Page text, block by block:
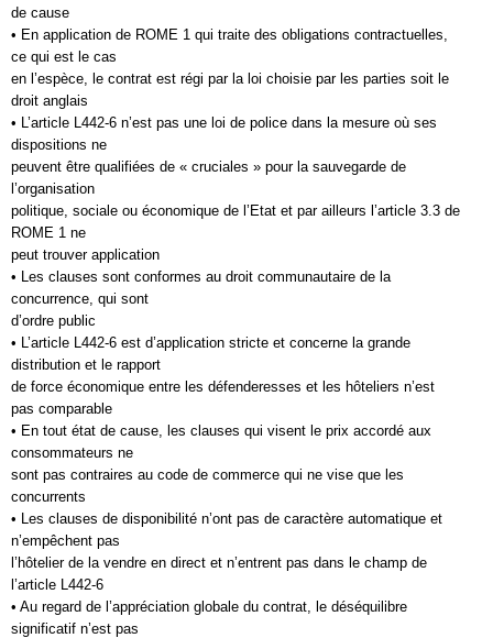
de cause
• En application de ROME 1 qui traite des obligations contractuelles,
ce qui est le cas
en l’espèce, le contrat est régi par la loi choisie par les parties soit le
droit anglais
• L’article L442-6 n’est pas une loi de police dans la mesure où ses
dispositions ne
peuvent être qualifiées de « cruciales » pour la sauvegarde de
l’organisation
politique, sociale ou économique de l’Etat et par ailleurs l’article 3.3 de
ROME 1 ne
peut trouver application
• Les clauses sont conformes au droit communautaire de la
concurrence, qui sont
d’ordre public
• L’article L442-6 est d’application stricte et concerne la grande
distribution et le rapport
de force économique entre les défenderesses et les hôteliers n’est
pas comparable
• En tout état de cause, les clauses qui visent le prix accordé aux
consommateurs ne
sont pas contraires au code de commerce qui ne vise que les
concurrents
• Les clauses de disponibilité n’ont pas de caractère automatique et
n’empêchent pas
l’hôtelier de la vendre en direct et n’entrent pas dans le champ de
l’article L442-6
• Au regard de l’appréciation globale du contrat, le déséquilibre
significatif n’est pas